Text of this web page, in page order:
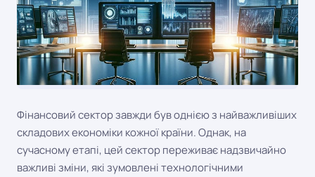
Фінансовий сектор завжди був однією з найважливіших
складових економіки кожної країни. Однак, на
сучасному етапі, цей сектор переживає надзвичайно
важливі зміни, які зумовлені технологічними